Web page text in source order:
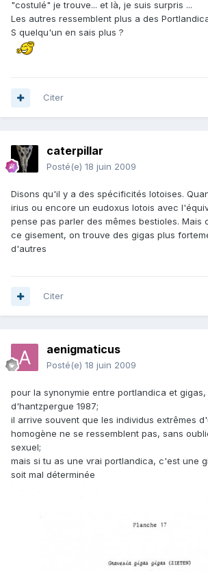
"costulé" je trouve... et là, je suis surpris ...
Les autres ressemblent plus a des
S quelqu'un en sais plus ?
Citer
caterpillar
Posté(e) 18 juin 2009
Disons qu'il y a des spécificités lotoises.
irius ou encore un eudoxus lotois avec
pense pas parler des mêmes bestioles. Mais
ce gisement, on trouve des gigas plus
d'autres
Citer
aenigmaticus
Posté(e) 18 juin 2009
pour la synonymie entre portlandica et
d'hantzpergue 1987;
il arrive souvent que les individus extrêmes
homogène ne se ressemblent pas, sans
sexuel;
mais si tu as une vrai portlandica, c'est une
soit mal déterminée